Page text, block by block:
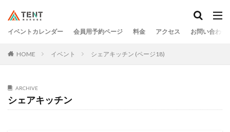
イベントカレンダー 会員用予約ページ 料金 アクセス お問い合わせ
HOME イベント シェアキッチン (ページ18)
ARCHIVE
シェアキッチン